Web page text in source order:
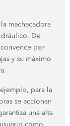
machacadora
De
por
y su máximo
para la
se accionan
una alta